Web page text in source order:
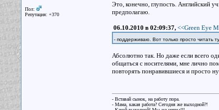
Пол:
Репутация: +370
Это, конечно, глупость. Английский
предполагаю.
06.10.2010 в 02:09:37, <<Green Eye
- поддерживаю. Вот только просто читать
Абсолютно так. Но даже если всего
общаться с носителями, мне лично
повторять понравившиеся и просто
- Вставай сынок, на работу пора.
- Мама, какая работа? Сегодня же выходной?!